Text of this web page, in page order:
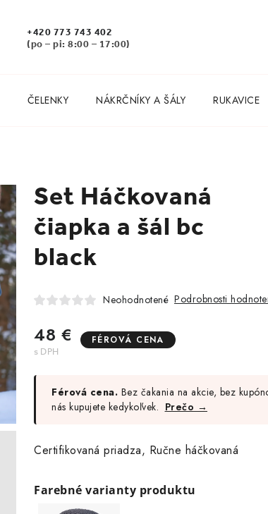
+420 773 743 402
(po – pi: 8:00 – 17:00)
ČELENKY NÁKRČNÍKY A ŠÁLY RUKAVICE
Set Háčkovaná
čiapka a šál bc
black
Neohodnotené Podrobnosti
48 € FÉROVÁ CENA
Jednotková
Férová cena. Bez čakania na akcie, bez
nás kupujete kedykoľvek. Prečo →
Certifikovaná priadza, Ručne háčkovaná